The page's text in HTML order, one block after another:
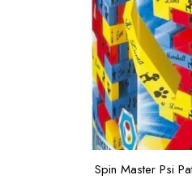
Spin Master Psi